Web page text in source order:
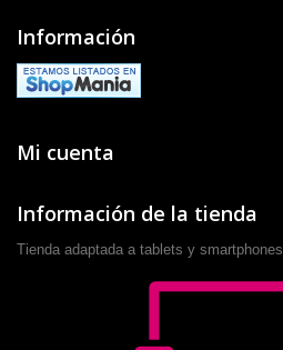
Información
Mi cuenta
Información de la tienda
Tienda adaptada a tablets y smartphones